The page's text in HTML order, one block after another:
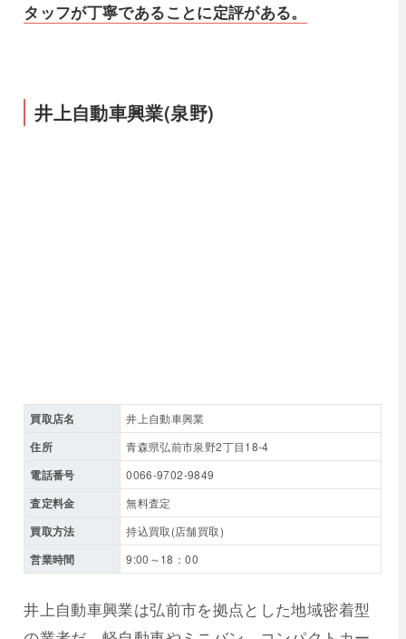
タッフが丁寧であることに定評がある。
井上自動車興業(泉野)
買取店名 井上自動車興業
住所 青森県弘前市泉野2丁目18-4
電話番号 0066-9702-9849
査定料金 無料査定
買取方法 持込買取(店舗買取)
営業時間 9:00～18：00
井上自動車興業は弘前市を拠点とした地域密着型